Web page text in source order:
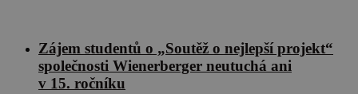
Zájem studentů o „Soutěž o nejlepší projekt“
společnosti Wienerberger neutuchá ani
v 15. ročníku